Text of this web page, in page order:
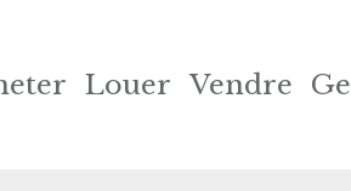
Louer Vendre